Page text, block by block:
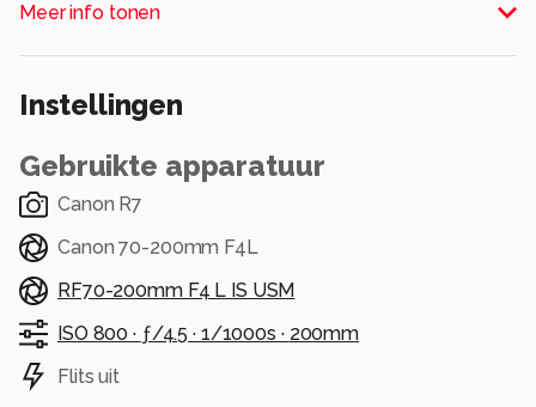
aan vogels op de achtergrond wat je ook niet
dagelijks te zien krijgt
Alle rechten voorbehouden
Meer info tonen
Instellingen
Gebruikte apparatuur
Canon R7
Canon 70-200mm F4L
RF70-200mm F4 L IS USM
ISO 800 · ƒ/4.5 · 1/1000s · 200mm
Flits uit